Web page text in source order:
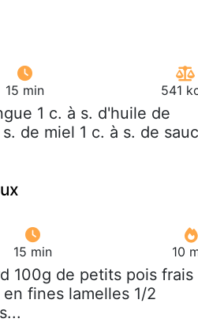
15 min 541
1 c. à s. d'huile de
de miel 1 c. à s. de
15 min 10
100g de petits pois frais
fines lamelles 1/2